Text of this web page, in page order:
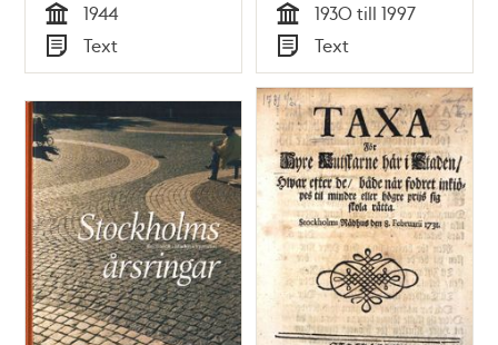
Tid
1944
Typ
Text Tid
1930 till 1997
Typ
Text